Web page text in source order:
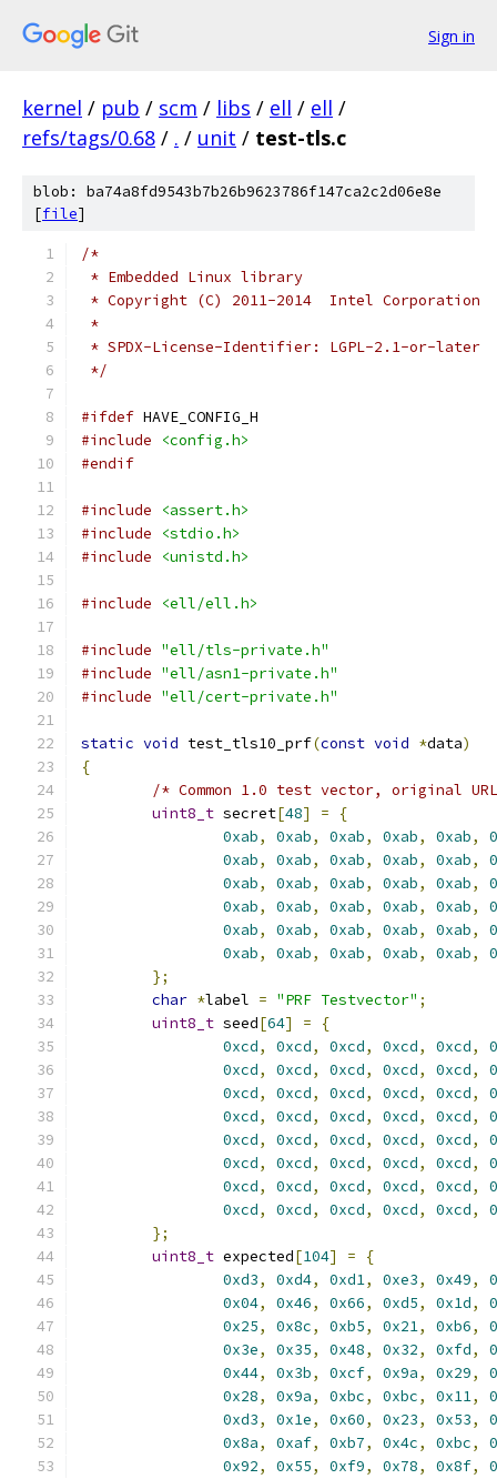
Sign in
kernel / pub / scm / libs / ell / ell /
refs/tags/0.68 / . / unit / test-tls.c
blob: ba74a8fd9543b7b26b9623786f147ca2c2d06e8e
[file]
/*
* Embedded Linux library
* Copyright (C) 2011-2014  Intel Corporation
*
* SPDX-License-Identifier: LGPL-2.1-or-later
*/
#ifdef HAVE_CONFIG_H
#include
<config.h>
#endif
#include
<assert.h>
#include
<stdio.h>
#include
<unistd.h>
#include <ell/ell.h>
#include "ell/tls-private.h"
#include "ell/asn1-private.h"
#include "ell/cert-private.h"
static void test_tls10_prf(const void *data)
{
/* Common 1.0 test vector, original
uint8_t secret[48] =
{
0xab, 0xab, 0xab, 0xab, 0xab,
0xab, 0xab, 0xab, 0xab, 0xab,
0xab, 0xab, 0xab, 0xab, 0xab,
0xab, 0xab, 0xab, 0xab, 0xab,
0xab, 0xab, 0xab, 0xab, 0xab,
0xab, 0xab, 0xab, 0xab, 0xab,
};
char *label = "PRF Testvector" ;
uint8_t seed[64] =
{
0xcd, 0xcd, 0xcd, 0xcd, 0xcd,
0xcd, 0xcd, 0xcd, 0xcd, 0xcd,
0xcd, 0xcd, 0xcd, 0xcd, 0xcd,
0xcd, 0xcd, 0xcd, 0xcd, 0xcd,
0xcd, 0xcd, 0xcd, 0xcd, 0xcd,
0xcd, 0xcd, 0xcd, 0xcd, 0xcd,
0xcd, 0xcd, 0xcd, 0xcd, 0xcd,
0xcd, 0xcd, 0xcd, 0xcd, 0xcd,
};
uint8_t expected[104] =
{
0xd3, 0xd4, 0xd1, 0xe3, 0x49,
0x04, 0x46, 0x66, 0xd5, 0x1d,
0x25, 0x8c, 0xb5, 0x21, 0xb6,
0x3e, 0x35, 0x48, 0x32, 0xfd,
0x44, 0x3b, 0xcf, 0x9a, 0x29,
0x28, 0x9a, 0xbc, 0xbc, 0x11,
0xd3, 0x1e, 0x60, 0x23, 0x53,
0x8a, 0xaf, 0xb7, 0x4c, 0xbc,
0x92, 0x55, 0xf9, 0x78, 0x8f,